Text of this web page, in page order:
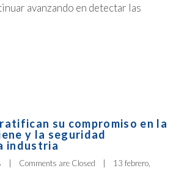
avanzando en detectar las
su compromiso en la
y la seguridad
industria
Comments are Closed
13 febrero,